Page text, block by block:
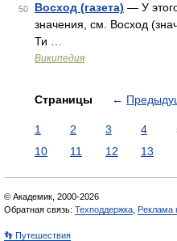
50 Восход (газета) — У
значения, см. Восход
Ти …
Википедия
Страницы ←
1 2 3 4
10
11 12 13
© Академик, 2000-2026
Обратная связь: Техподдержка Реклама
👣 Путешествия